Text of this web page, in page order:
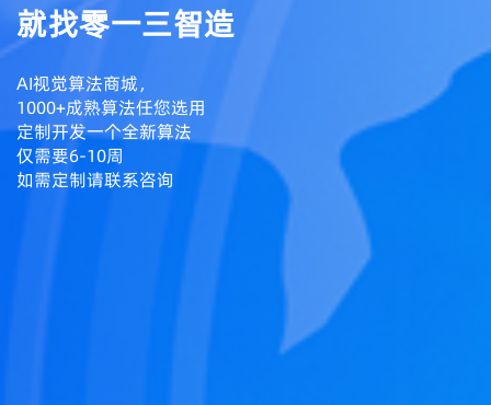
就找零一三智造
AI视觉算法商城，
1000+成熟算法任您选用
定制开发一个全新算法
仅需要6-10周
如需定制请联系咨询